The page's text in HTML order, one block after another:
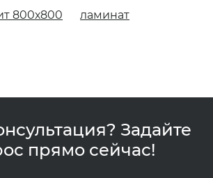
800х800
ламинат
Задайте
прямо сейчас!
75х150 (750х1500)